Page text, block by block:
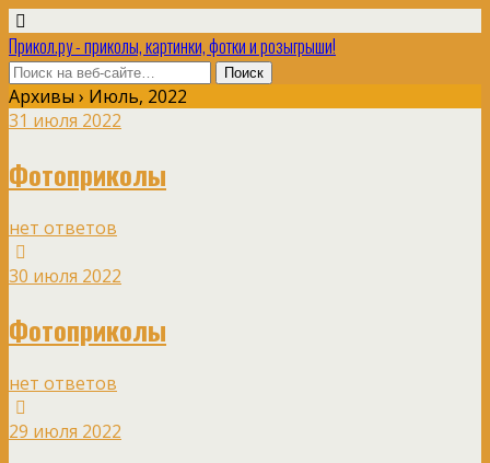
Прикол.ру - приколы, картинки, фотки и розыгрыши!
Архивы › Июль, 2022
31 июля 2022
Фотоприколы
нет ответов
30 июля 2022
Фотоприколы
нет ответов
29 июля 2022